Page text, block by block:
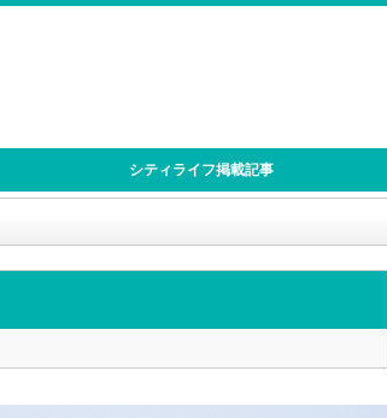
シティライフ掲載記事